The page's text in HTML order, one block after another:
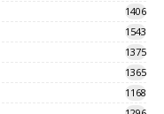
1406
1543
1375
1365
1168